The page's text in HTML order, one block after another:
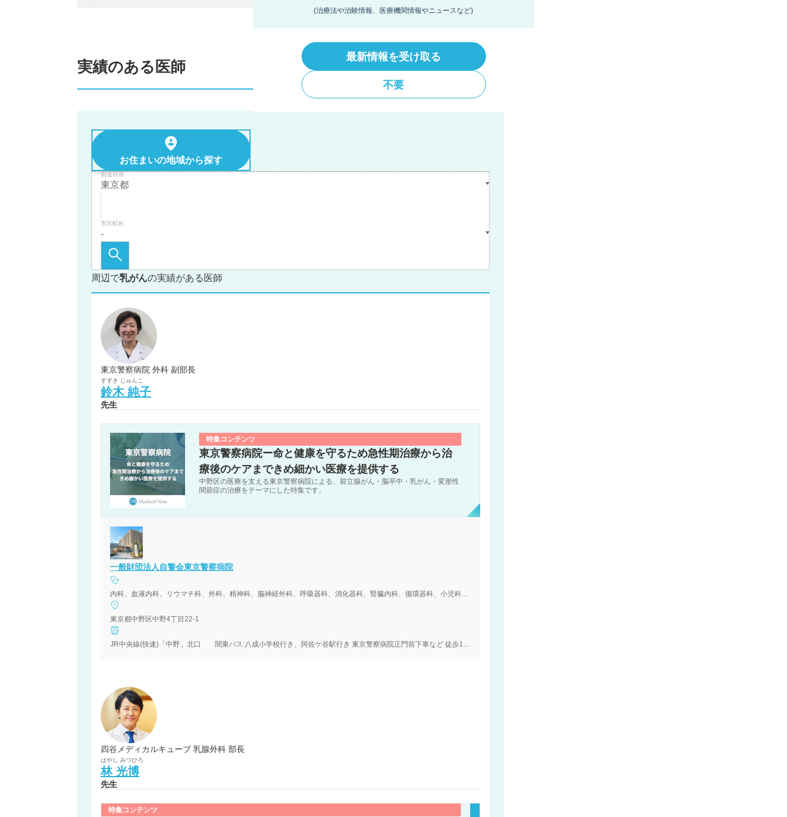
(治療法や治験情報、医療機関情報やニュースなど)
最新情報を受け取る
不要
実績のある医師
お住まいの地域から探す
都道府県
市区町村
周辺で乳がんの実績がある医師
東京警察病院 外科 副部長
すずき じゅんこ
鈴木 純子
先生
特集コンテンツ
東京警察病院ー命と健康を守るため急性期治療から治
療後のケアまできめ細かい医療を提供する
中野区の医療を支える東京警察病院による、前立腺がん・脳卒中・乳がん・変形性
関節症の治療をテーマにした特集です。
一般財団法人自警会東京警察病院
内科、血液内科、リウマチ科、外科、精神科、脳神経外科、呼吸器科、消化器科、腎臓内科、循環器科、小児科、整形外科、形成外科、美容外科、皮膚科、泌尿器科、産婦人科、眼科、耳鼻咽喉科、リハビリテー
東京都中野区中野4丁目22-1
JR中央線(快速)「中野」北口 関東バス:八成小学校行き、阿佐ケ谷駅行き 東京警察病院正門前下車など 徒歩10分、西武新宿線「野方」関東バス 中野駅行き、新宿駅西口行き 東京警察病院北門前下車 バス、都営
四谷メディカルキューブ 乳腺外科 部長
はやし みつひろ
林 光博
先生
特集コンテンツ